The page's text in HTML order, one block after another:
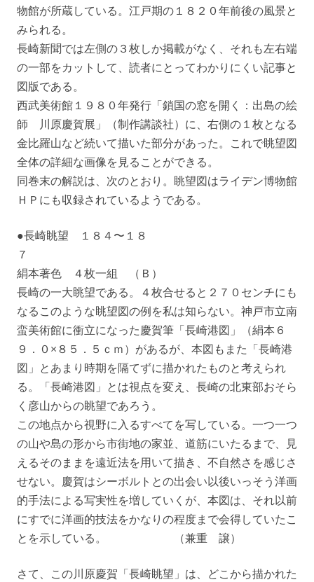
物館が所蔵している。江戸期の１８２０年前後の風景と
みられる。
長崎新聞では左側の３枚しか掲載がなく、それも左右端
の一部をカットして、読者にとってわかりにくい記事と
図版である。
西武美術館１９８０年発行「鎖国の窓を開く：出島の絵
師 川原慶賀展」（制作講談社）に、右側の１枚となる
金比羅山など続いて描いた部分があった。これで眺望図
全体の詳細な画像を見ることができる。
同巻末の解説は、次のとおり。眺望図はライデン博物館
ＨＰにも収録されているようである。
●長崎眺望 １８４〜１８
７
絹本著色 ４枚一組 （Ｂ）
長崎の一大眺望である。４枚合せると２７０センチにも
なるこのような眺望図の例を私は知らない。神戸市立南
蛮美術館に衝立になった慶賀筆「長崎港図」（絹本６
９．０×８５．５ｃｍ）があるが、本図もまた「長崎港
図」とあまり時期を隔てずに描かれたものと考えられ
る。「長崎港図」とは視点を変え、長崎の北東部おそら
く彦山からの眺望であろう。
この地点から視野に入るすべてを写している。一つ一つ
の山や島の形から市街地の家並、道筋にいたるまで、見
えるそのままを遠近法を用いて描き、不自然さを感じさ
せない。慶賀はシーボルトとの出会い以後いっそう洋画
的手法による写実性を増していくが、本図は、それ以前
にすでに洋画的技法をかなりの程度まで会得していたこ
とを示している。 （兼重 譲）
さて、この川原慶賀「長崎眺望」は、どこから描かれた